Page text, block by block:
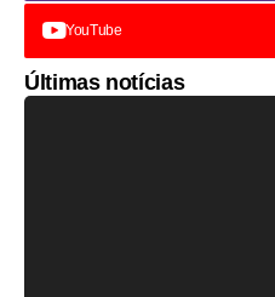
YouTube
Últimas notícias